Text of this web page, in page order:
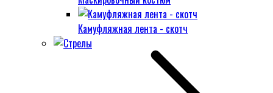
Камуфляжная лента - скотч